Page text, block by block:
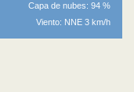
Capa de nubes: 94 %
Viento: NNE 3 km/h